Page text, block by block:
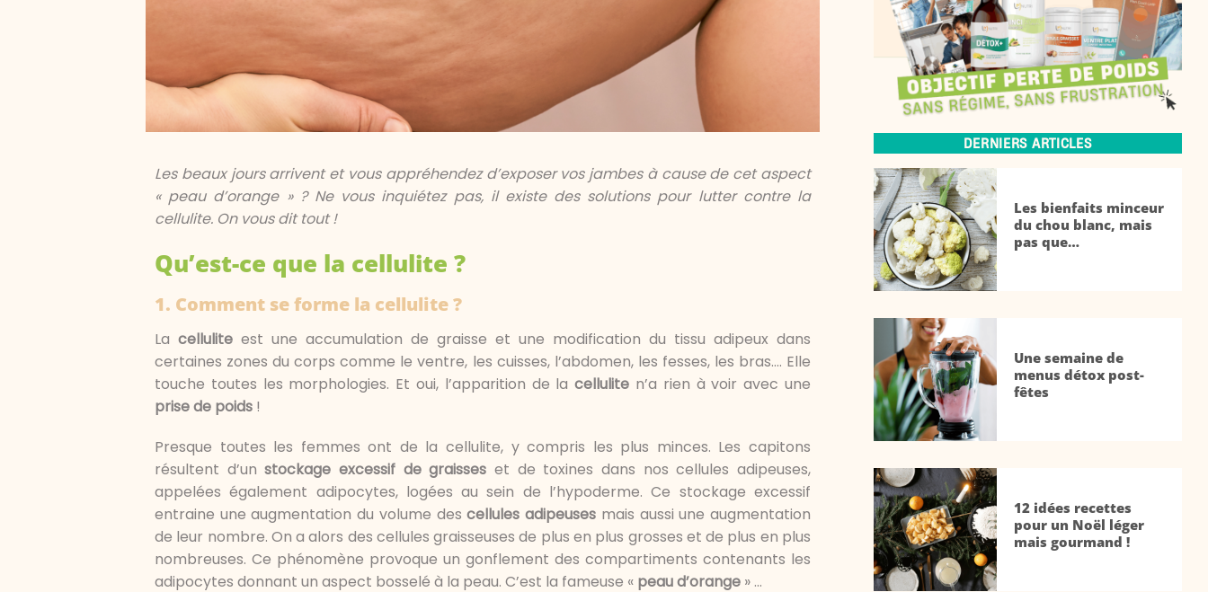
Les beaux jours arrivent et vous appréhendez d’exposer vos jambes à cause de cet aspect
« peau d’orange » ? Ne vous inquiétez pas, il existe des solutions pour lutter contre la
cellulite. On vous dit tout !
Qu’est-ce que la cellulite ?
1. Comment se forme la cellulite ?
La cellulite est une accumulation de graisse et une modification du tissu adipeux dans
certaines zones du corps comme le ventre, les cuisses, l’abdomen, les fesses, les bras…. Elle
touche toutes les morphologies. Et oui, l’apparition de lacellulite n’a rien à voir avec une
prise de poids !
Presque toutes les femmes ont de la cellulite, y compris les plus minces. Les capitons
résultent d’unstockage excessif de graisses et de toxines dans nos cellules adipeuses,
appelées également adipocytes, logées au sein de l’hypoderme. Ce stockage excessif
entraine une augmentation du volume descellules adipeuses mais aussi une augmentation
de leur nombre. On a alors des cellules graisseuses de plus en plus grosses et de plus en plus
nombreuses. Ce phénomène provoque un gonflement des compartiments contenants les
adipocytes donnant un aspect bosselé à la peau. C’est la fameuse « peau d’orange » …
DERNIERS ARTICLES
Les bienfaits minceur
du chou blanc, mais
pas que…
Une semaine de
menus détox post-
fêtes
12 idées recettes
pour un Noël léger
mais gourmand !